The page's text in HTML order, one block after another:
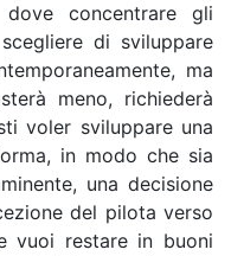
concentrare gli
di sviluppare
ma
meno, richiederà
voler sviluppare una
in modo che sia
una decisione
del pilota verso
vuoi restare in buoni